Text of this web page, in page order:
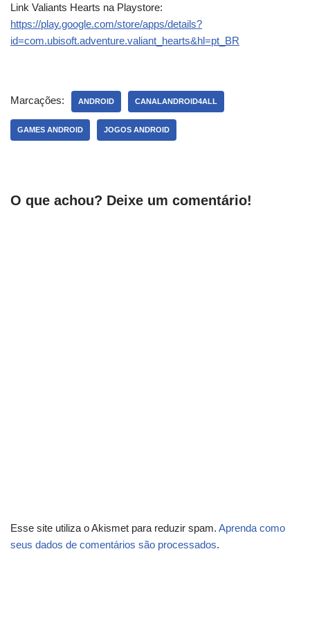
Link Valiants Hearts na Playstore:
https://play.google.com/store/apps/details?
id=com.ubisoft.adventure.valiant_hearts&hl=pt_BR
Marcações: ANDROID CANALANDROID4ALL
GAMES ANDROID JOGOS ANDROID
O que achou? Deixe um comentário!
Esse site utiliza o Akismet para reduzir spam. Aprenda como
seus dados de comentários são processados.